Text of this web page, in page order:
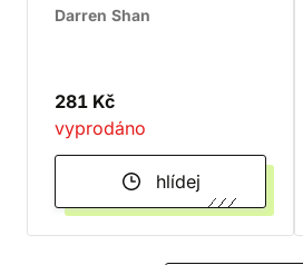
Darren Shan
281 Kč
vyprodáno
hlídej